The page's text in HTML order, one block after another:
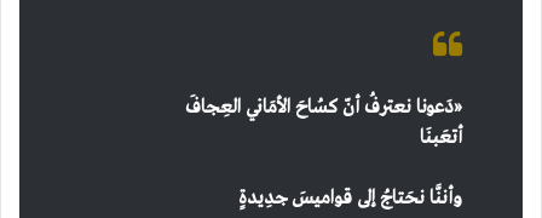
«دَعونا نعترفُ أنّ كسُاحَ الأمَاني العِجافَ
أتعَبنَا
وأننَّا نحَتاجُ إلى قواميسَ جدِيدةٍ